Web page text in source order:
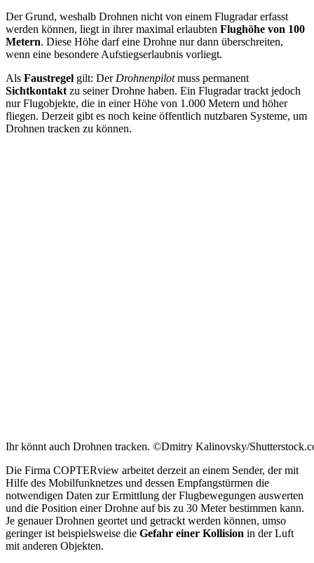
Der Grund, weshalb Drohnen nicht von einem Flugradar erfasst
werden können, liegt in ihrer maximal erlaubten Flughöhe von 100
Metern. Diese Höhe darf eine Drohne nur dann überschreiten,
wenn eine besondere Aufstiegserlaubnis vorliegt.
Als Faustregel gilt: Der Drohnenpilotmuss permanent
Sichtkontakt zu seiner Drohne haben. Ein Flugradar trackt jedoch
nur Flugobjekte, die in einer Höhe von 1.000 Metern und höher
fliegen. Derzeit gibt es noch keine öffentlich nutzbaren Systeme, um
Drohnen tracken zu können.
Ihr könnt auch Drohnen tracken. ©Dmitry Kalinovsky/
Die Firma COPTERview arbeitet derzeit an einem Sender, der mit
Hilfe des Mobilfunknetzes und dessen Empfangstürmen die
notwendigen Daten zur Ermittlung der Flugbewegungen auswerten
und die Position einer Drohne auf bis zu 30 Meter bestimmen kann.
Je genauer Drohnen geortet und getrackt werden können, umso
geringer ist beispielsweise die Gefahr einer Kollision in der Luft
mit anderen Objekten.